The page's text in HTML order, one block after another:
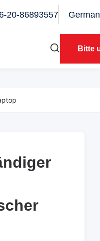
20-86893557 German
Bitte